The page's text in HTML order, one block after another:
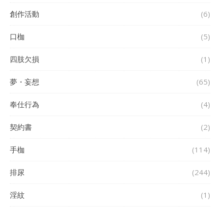
創作活動 (6)
口枷 (5)
四肢欠損 (1)
夢・妄想 (65)
奉仕行為 (4)
契約書 (2)
手枷 (114)
排尿 (244)
淫紋 (1)